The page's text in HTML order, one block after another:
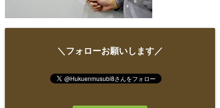
＼フォローお願いします／